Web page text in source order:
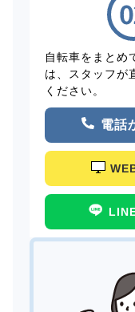
自転車をまとめ
は、スタッフが
ください。
電話